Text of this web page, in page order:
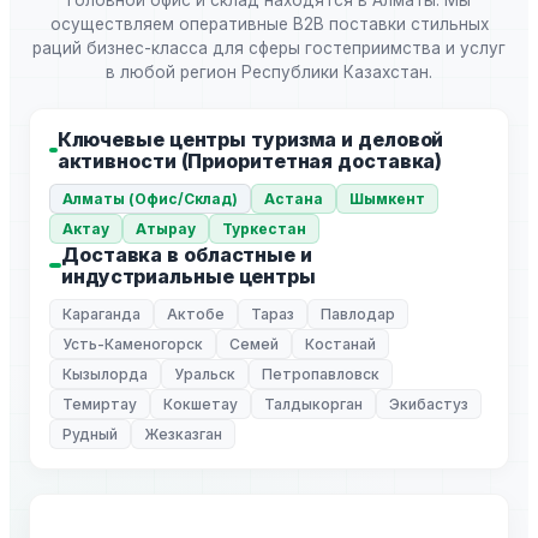
осуществляем оперативные B2B поставки стильных
раций бизнес-класса для сферы гостеприимства и услуг
в любой регион Республики Казахстан.
Ключевые центры туризма и деловой
активности (Приоритетная доставка)
Алматы (Офис/Склад) Астана
Шымкент
Актау
Атырау Туркестан
Доставка в областные и
индустриальные центры
Караганда Актобе Тараз
Павлодар
Усть-Каменогорск
Семей
Костанай
Кызылорда
Уральск
Петропавловск
Темиртау
Кокшетау Талдыкорган
Экибастуз
Рудный
Жезказган